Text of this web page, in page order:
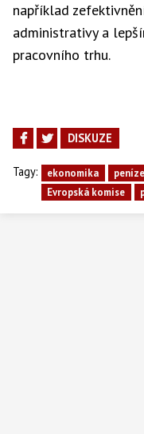
například
administrativy a
pracovního trhu.
DISKUZE
Tagy: ekonomika peníze
Evropská komise